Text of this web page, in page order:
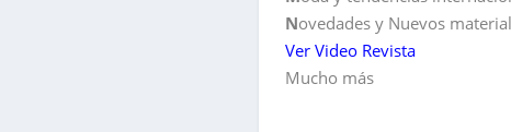
Novedades y Nuevos
Ver Video Revista
Mucho más